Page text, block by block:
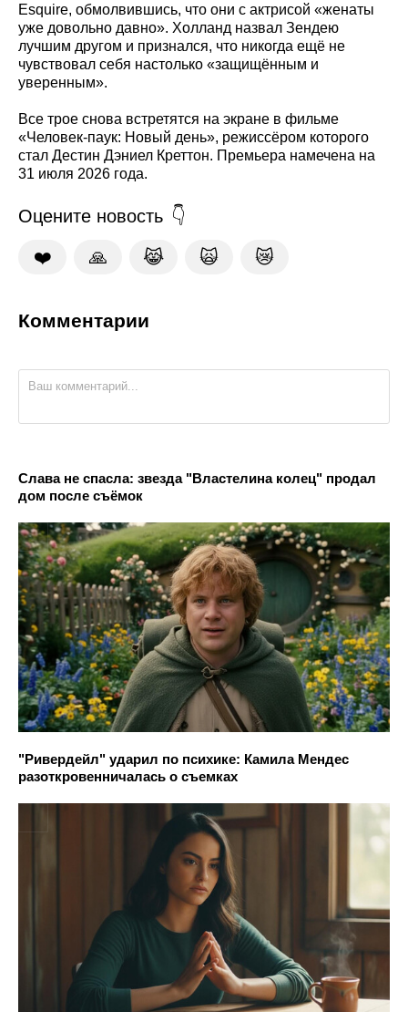
Esquire, обмолвившись, что они с актрисой «женаты
уже довольно давно». Холланд назвал Зендею
лучшим другом и признался, что никогда ещё не
чувствовал себя настолько «защищённым и
уверенным».
Все трое снова встретятся на экране в фильме
«Человек-паук: Новый день», режиссёром которого
стал Дестин Дэниел Креттон. Премьера намечена на
31 июля 2026 года.
Оцените новость
❤️ 🙏 😹 🙀 😿
Комментарии
Слава не спасла: звезда "Властелина колец" продал
дом после съёмок
"Ривердейл" ударил по психике: Камила Мендес
разоткровенничалась о съемках